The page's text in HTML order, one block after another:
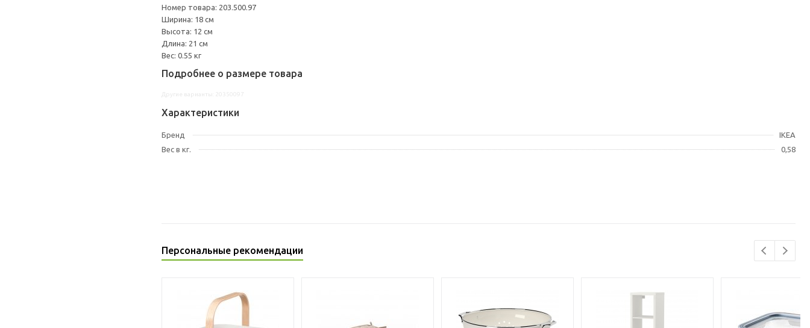
Номер товара: 203.500.97
Ширина: 18 см
Высота: 12 см
Длина: 21 см
Вес: 0.55 кг
Подробнее о размере товара
Характеристики
Бренд
IKEA
Вес в кг.
0,58
Персональные рекомендации